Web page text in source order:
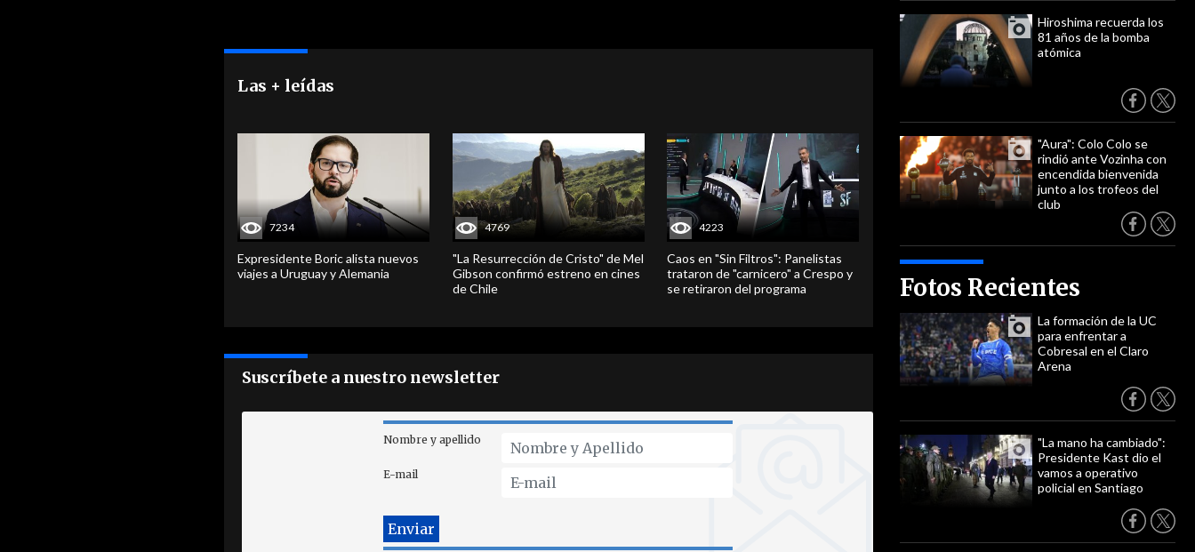
Hiroshima recuerda los
81 años de la bomba
atómica
"Aura": Colo Colo se
rindió ante Vozinha con
encendida bienvenida
junto a los trofeos del
club
Fotos Recientes
La formación de la UC
para enfrentar a
Cobresal en el Claro
Arena
"La mano ha cambiado":
Presidente Kast dio el
vamos a operativo
policial en Santiago
Las + leídas
7234
Expresidente Boric alista nuevos
viajes a Uruguay y Alemania
4769
"La Resurrección de Cristo" de Mel
Gibson confirmó estreno en cines
de Chile
4223
Caos en "Sin Filtros": Panelistas
trataron de "carnicero" a Crespo y
se retiraron del programa
Suscríbete a nuestro newsletter
Nombre y apellido
E-mail